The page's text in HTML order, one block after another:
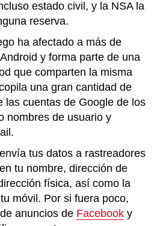
estado civil, y la NSA la
reserva.
ha afectado a más de
y forma parte de una
que comparten la misma
una gran cantidad de
las cuentas de Google de los
nombres de usuario y
tus datos a rastreadores
tu nombre, dirección de
física, así como la
móvil. Por si fuera poco,
anuncios de Facebook y